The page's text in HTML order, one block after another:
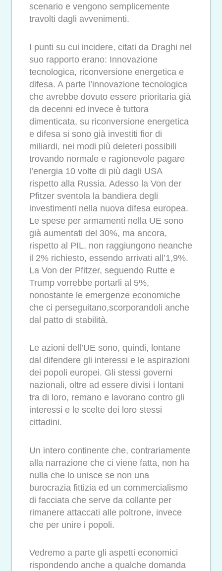
scenario e vengono semplicemente
travolti dagli avvenimenti.
I punti su cui incidere, citati da Draghi nel
suo rapporto erano: Innovazione
tecnologica, riconversione energetica e
difesa. A parte l’innovazione tecnologica
che avrebbe dovuto essere prioritaria già
da decenni ed invece è tuttora
dimenticata, su riconversione energetica
e difesa si sono già investiti fior di
miliardi, nei modi più deleteri possibili
trovando normale e ragionevole pagare
l’energia 10 volte di più dagli USA
rispetto alla Russia. Adesso la Von der
Pfitzer sventola la bandiera degli
investimenti nella nuova difesa europea.
Le spese per armamenti nella UE sono
già aumentati del 30%, ma ancora,
rispetto al PIL, non raggiungono neanche
il 2% richiesto, essendo arrivati all’1,9%.
La Von der Pfitzer, seguendo Rutte e
Trump vorrebbe portarli al 5%,
nonostante le emergenze economiche
che ci perseguitano,scorporandoli anche
dal patto di stabilità.
Le azioni dell’UE sono, quindi, lontane
dal difendere gli interessi e le aspirazioni
dei popoli europei. Gli stessi governi
nazionali, oltre ad essere divisi i lontani
tra di loro, remano e lavorano contro gli
interessi e le scelte dei loro stessi
cittadini.
Un intero continente che, contrariamente
alla narrazione che ci viene fatta, non ha
nulla che lo unisce se non una
burocrazia fittizia ed un commercialismo
di facciata che serve da collante per
rimanere attaccati alle poltrone, invece
che per unire i popoli.
Vedremo a parte gli aspetti economici
rispondendo anche a qualche domanda